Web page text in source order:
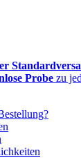
Probe zu